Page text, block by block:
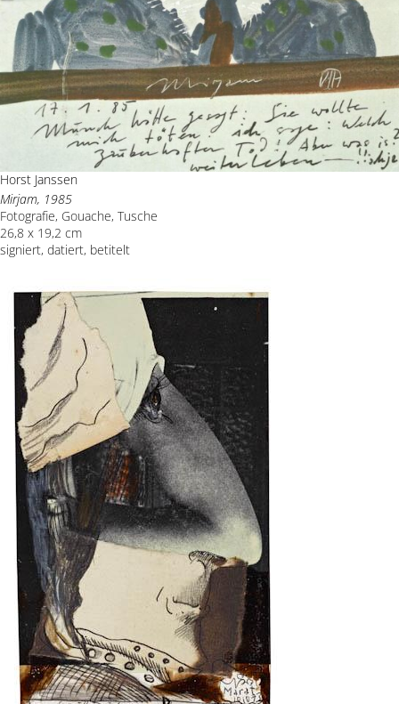
Horst Janssen
Mirjam, 1985
Fotografie, Gouache, Tusche
26,8 x 19,2 cm
signiert, datiert, betitelt